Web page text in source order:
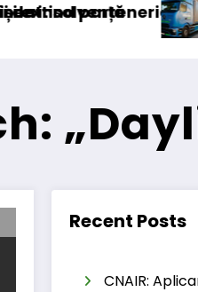
european
Blue River:
Recent Posts
CNAIR: